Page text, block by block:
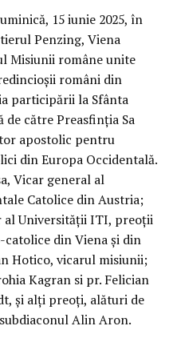
15 iunie 2025, în
Penzing, Viena
Misiunii române unite
români din
participării la Sfânta
către Preasfinția Sa
apostolic pentru
din Europa Occidentală.
Vicar general al
Catolice din Austria;
al Universității ITI, preoții
din Viena și din
Hotico, vicarul misiunii;
Kagran si pr. Felician
și alți preoți, alături de
Alin Aron.